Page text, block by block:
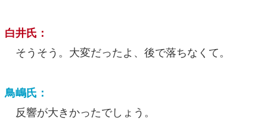
白井氏：
そうそう。大変だったよ、後で落ちなくて。
鳥嶋氏：
反響が大きかったでしょう。